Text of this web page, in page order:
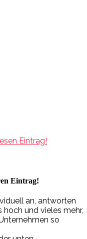
Eintrag!
Eintrag!
an, antworten
hoch und vieles mehr,
so